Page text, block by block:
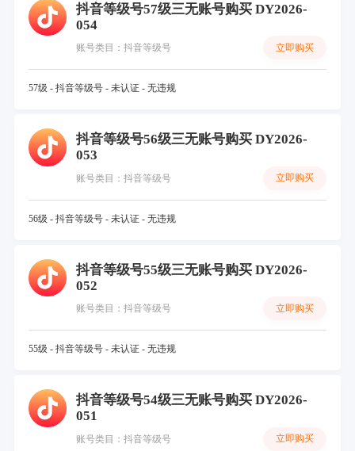
抖音等级号57级三无账号购买 DY2026-
054
账号类目：抖音等级号 立即购买
57级 - 抖音等级号 - 未认证 - 无违规
抖音等级号56级三无账号购买 DY2026-
053
账号类目：抖音等级号 立即购买
56级 - 抖音等级号 - 未认证 - 无违规
抖音等级号55级三无账号购买 DY2026-
052
账号类目：抖音等级号 立即购买
55级 - 抖音等级号 - 未认证 - 无违规
抖音等级号54级三无账号购买 DY2026-
051
账号类目：抖音等级号 立即购买